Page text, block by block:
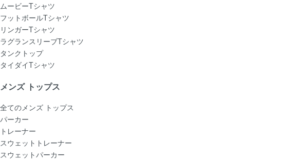
ムービーTシャツ
フットボールTシャツ
リンガーTシャツ
ラグランスリーブTシャツ
タンクトップ
タイダイTシャツ
メンズ トップス
全てのメンズ トップス
パーカー
トレーナー
スウェットトレーナー
スウェットパーカー